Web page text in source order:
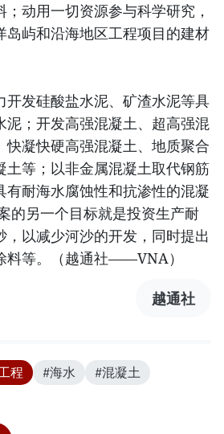
动用一切资源参与科学研究，
岛屿和沿海地区工程项目的建材
开发硅酸盐水泥、矿渣水泥等具
泥；开发高强混凝土、超高强混
快凝快硬高强混凝土、地质聚合
土等；以非金属混凝土取代钢筋
有耐海水腐蚀性和抗渗性的混凝
的另一个目标就是投资生产耐
，以减少河沙的开发，同时提出
料等。（越通社——VNA）
越通社
程 #海水
#混凝土